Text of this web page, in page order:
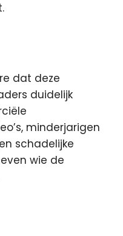
dat deze
duidelijk
minderjarigen
schadelijke
wie de